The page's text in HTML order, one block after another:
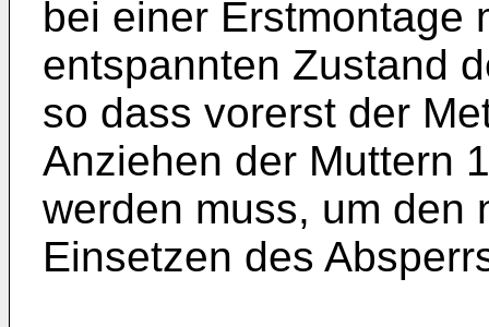
bei einer Erstmontage
entspannten Zustand
so dass vorerst der
Anziehen der Muttern
werden muss, um den
Einsetzen des